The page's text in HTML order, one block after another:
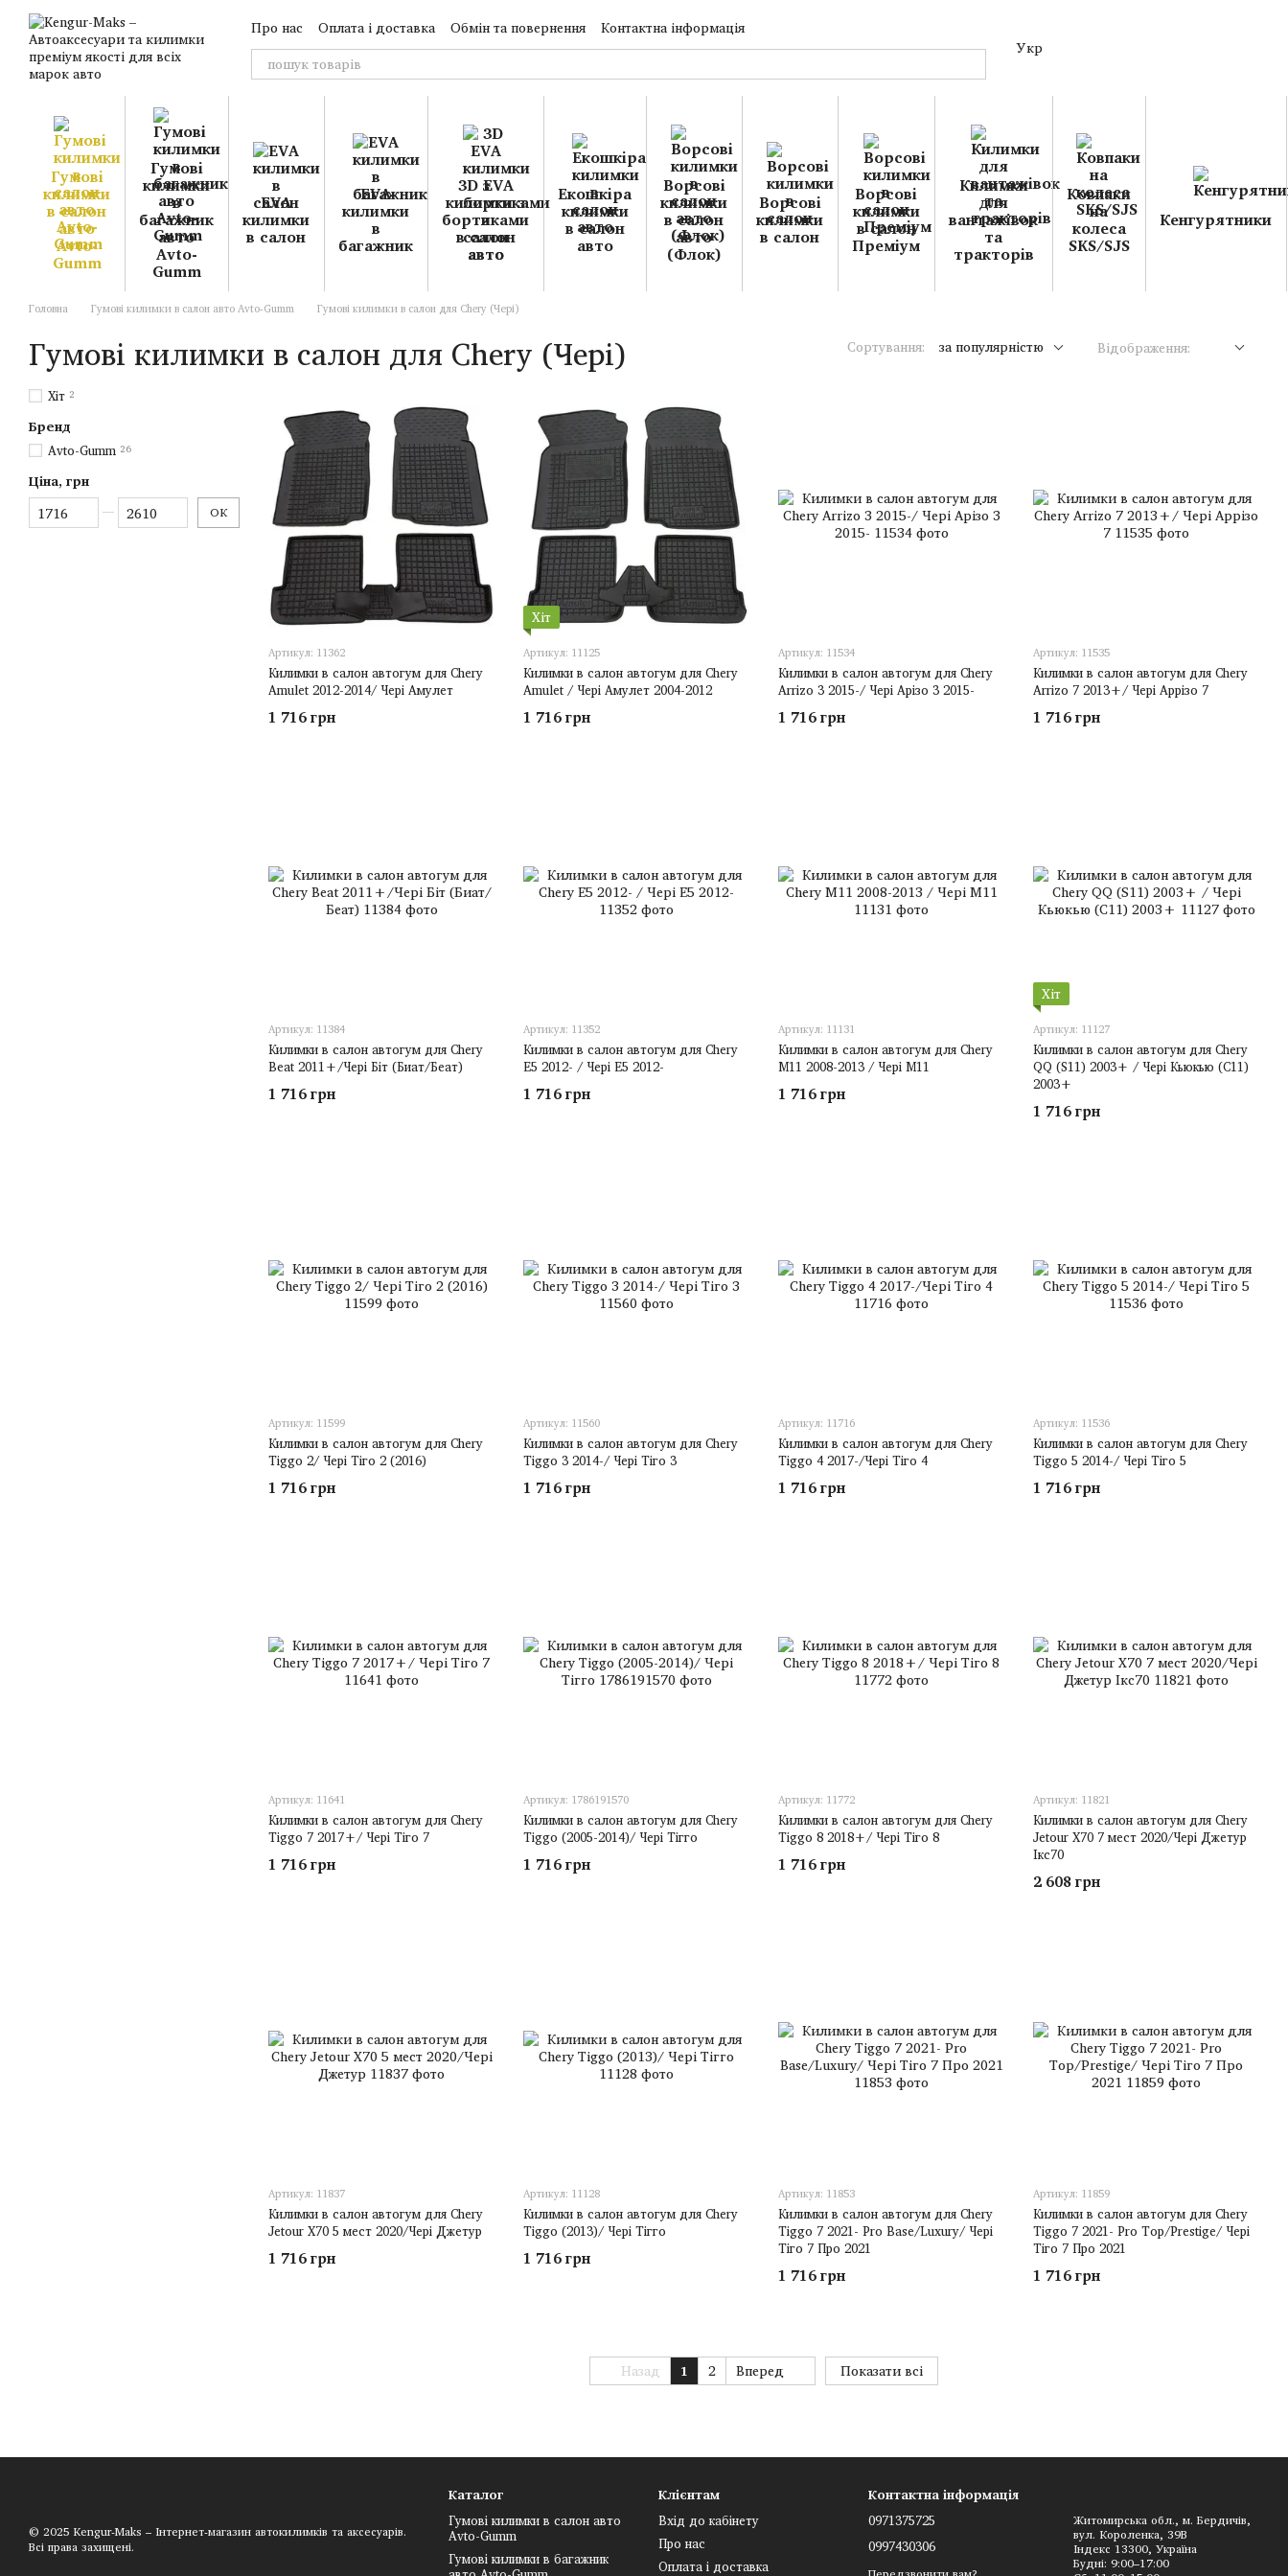
Перейти до основного контенту
Про нас Оплата і доставка Обмін та повернення
Контактна інформація
Укр
Гумові
килимки
в салон
авто
Avto-
Gumm
Гумові
килимки
в
багажник
авто
Avto-
Gumm
EVA
килимки
в салон
EVA
килимки
в
багажник
3D EVA
килимки з
бортиками
в салон
авто
Екошкіра
килимки
в салон
авто
Ворсові
килимки
в салон
авто
(Флок)
Ворсові
килимки
в салон
Ворсові
килимки
в салон
Преміум
Килимки
для
вантажівок
та
тракторів
Ковпаки
на
колеса
SKS/SJS
Кенгурятники
Головна Гумові килимки в салон авто Avto-Gumm Гумові килимки в салон для Chery (Чері)
Гумові килимки в салон для Chery (Чері) Сортування: за популярністю Відображення:
Артикул: 11362
Килимки в салон автогум для Chery
Amulet 2012-2014/ Чері Амулет
1 716 грн
Хіт
Артикул: 11125
Килимки в салон автогум для Chery
Amulet / Чері Амулет 2004-2012
1 716 грн
Артикул: 11534
Килимки в салон автогум для Chery
Arrizo 3 2015-/ Чері Арізо 3 2015-
1 716 грн
Артикул: 11535
Килимки в салон автогум для Chery
Arrizo 7 2013+/ Чері Аррізо 7
1 716 грн
Артикул: 11384
Килимки в салон автогум для Chery
Beat 2011+/Чері Біт (Биат/Беат)
1 716 грн
Артикул: 11352
Килимки в салон автогум для Chery
E5 2012- / Чері Е5 2012-
1 716 грн
Артикул: 11131
Килимки в салон автогум для Chery
M11 2008-2013 / Чері М11
1 716 грн
Хіт
Артикул: 11127
Килимки в салон автогум для Chery
QQ (S11) 2003+ / Чері Кьюкью (С11)
2003+
1 716 грн
Артикул: 11599
Килимки в салон автогум для Chery
Tiggo 2/ Чері Тіго 2 (2016)
1 716 грн
Артикул: 11560
Килимки в салон автогум для Chery
Tiggo 3 2014-/ Чері Тіго 3
1 716 грн
Артикул: 11716
Килимки в салон автогум для Chery
Tiggo 4 2017-/Чері Тіго 4
1 716 грн
Артикул: 11536
Килимки в салон автогум для Chery
Tiggo 5 2014-/ Чері Тіго 5
1 716 грн
Артикул: 11641
Килимки в салон автогум для Chery
Tiggo 7 2017+/ Чері Тіго 7
1 716 грн
Артикул: 1786191570
Килимки в салон автогум для Chery
Tiggo (2005-2014)/ Чері Тігго
1 716 грн
Артикул: 11772
Килимки в салон автогум для Chery
Tiggo 8 2018+/ Чері Тіго 8
1 716 грн
Артикул: 11821
Килимки в салон автогум для Chery
Jetour X70 7 мест 2020/Чері Джетур
Ікс70
2 608 грн
Артикул: 11837
Килимки в салон автогум для Chery
Jetour X70 5 мест 2020/Чері Джетур
1 716 грн
Артикул: 11128
Килимки в салон автогум для Chery
Tiggo (2013)/ Чері Тігго
1 716 грн
Артикул: 11853
Килимки в салон автогум для Chery
Tiggo 7 2021- Pro Base/Luxury/ Чері
Тіго 7 Про 2021
1 716 грн
Артикул: 11859
Килимки в салон автогум для Chery
Tiggo 7 2021- Pro Top/Prestige/ Чері
Тіго 7 Про 2021
1 716 грн
Назад 1 2 Вперед Показати всі
Хіт 2
Бренд
Avto-Gumm 26
Ціна, грн
Від Ціна, грн
До Ціна, грн ОК
© 2025 Kengur-Maks – Інтернет-магазин автокилимків та аксесуарів.
Всі права захищені.
Каталог
Гумові килимки в салон авто
Avto-Gumm
Гумові килимки в багажник
Клієнтам
Вхід до кабінету
Про нас
Оплата і доставка
Контактна інформація
0971375725
0997430306
Житомирська обл., м. Бердичів,
вул. Короленка, 39В
Індекс 13300, Україна
Будні: 9:00–17:00